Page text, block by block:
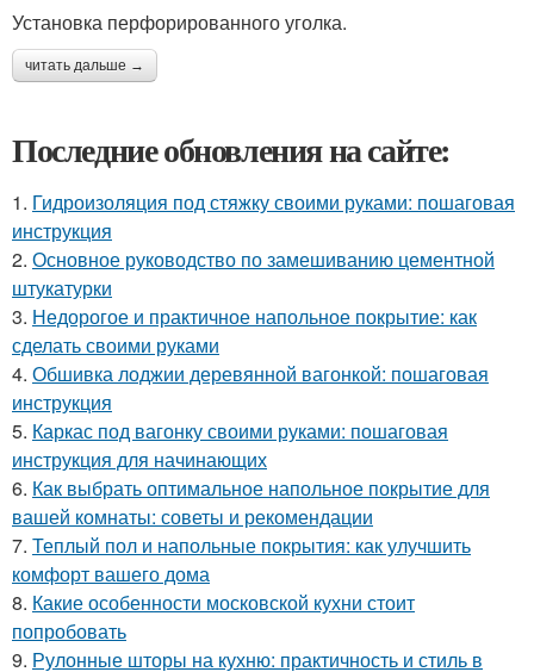
Установка перфорированного уголка.
читать дальше →
Последние обновления на сайте:
1. Гидроизоляция под стяжку своими руками: пошаговая
инструкция
2. Основное руководство по замешиванию цементной
штукатурки
3. Недорогое и практичное напольное покрытие: как
сделать своими руками
4. Обшивка лоджии деревянной вагонкой: пошаговая
инструкция
5. Каркас под вагонку своими руками: пошаговая
инструкция для начинающих
6. Как выбрать оптимальное напольное покрытие для
вашей комнаты: советы и рекомендации
7. Теплый пол и напольные покрытия: как улучшить
комфорт вашего дома
8. Какие особенности московской кухни стоит
попробовать
9. Рулонные шторы на кухню: практичность и стиль в